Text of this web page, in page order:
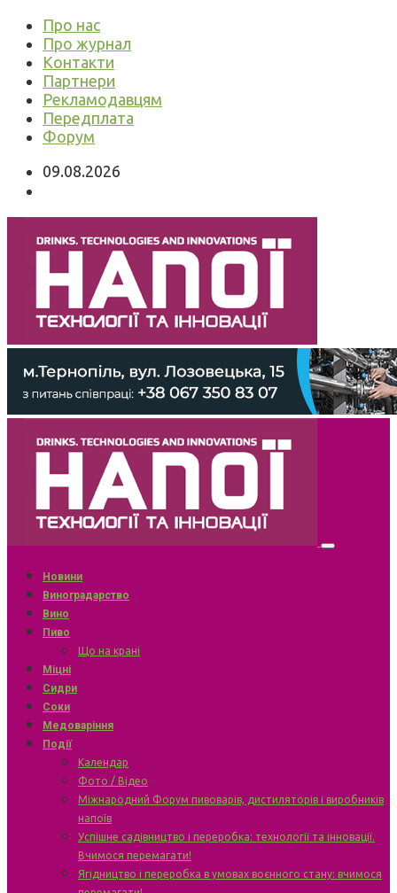
Про нас
Про журнал
Контакти
Партнери
Рекламодавцям
Передплата
Форум
09.08.2026
Новини
Виноградарство
Вино
Пиво
Що на крані
Міцні
Сидри
Соки
Медоваріння
Події
Календар
Фото / Відео
Міжнародний Форум пивоварів, дистиляторів і виробників
напоїв
Успішне садівництво і переробка: технології та інновації.
Вчимося перемагати!
Ягідництво і переробка в умовах воєнного стану: вчимося